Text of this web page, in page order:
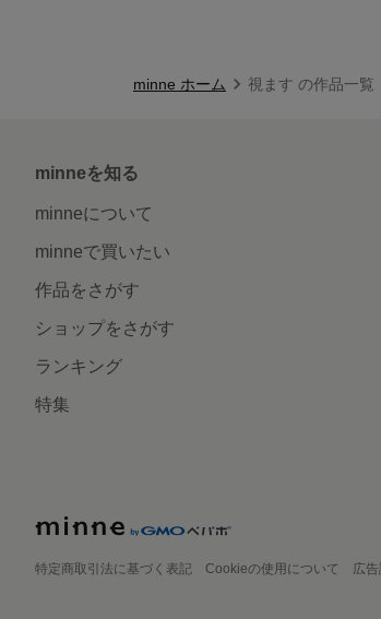
minne ホーム 視ます の作品一覧
minneを知る
minneについて
minneで買いたい
作品をさがす
ショップをさがす
ランキング
特集
特定商取引法に基づく表記 Cookieの使用について 広